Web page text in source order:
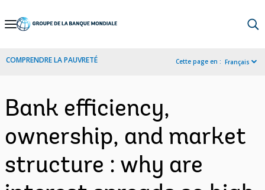
Skip
Navigation
COMPRENDRE LA PAUVRETÉ Cette page en : Français
Bank efficiency,
ownership, and market
structure : why are